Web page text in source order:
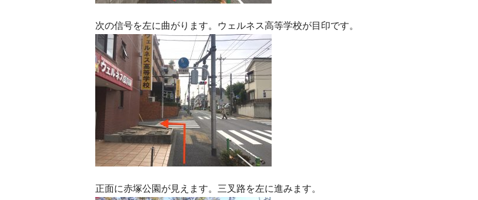
次の信号を左に曲がります。ウェルネス高等学校が目印です。
正面に赤塚公園が見えます。三叉路を左に進みます。